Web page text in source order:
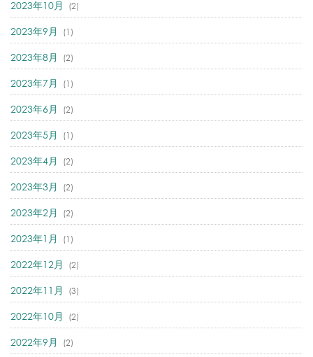
2023年10月 (2)
2023年9月 (1)
2023年8月 (2)
2023年7月 (1)
2023年6月 (2)
2023年5月 (1)
2023年4月 (2)
2023年3月 (2)
2023年2月 (2)
2023年1月 (1)
2022年12月 (2)
2022年11月 (3)
2022年10月 (2)
2022年9月 (2)